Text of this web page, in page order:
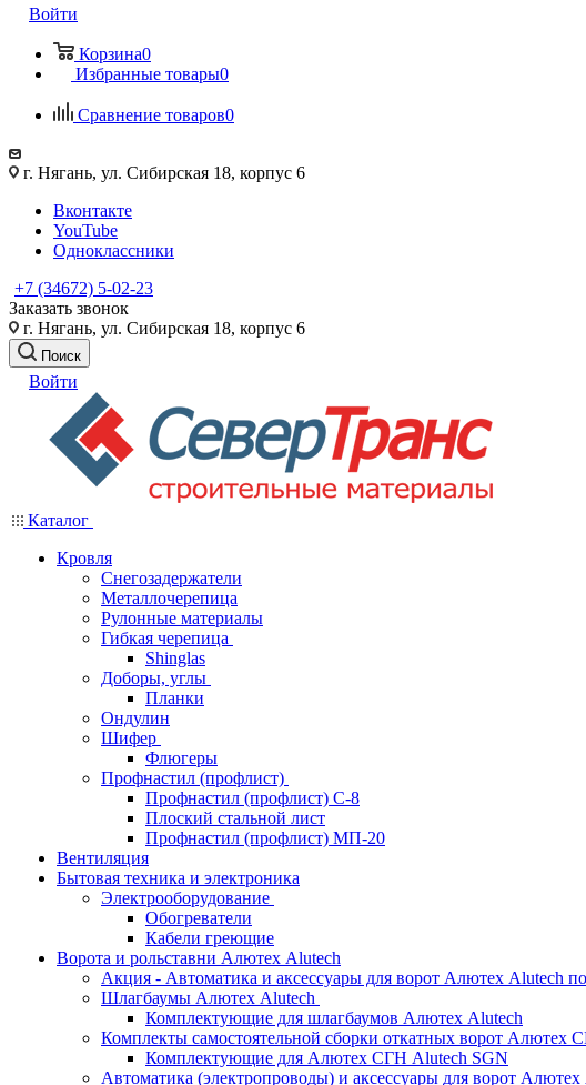
Войти
Корзина0
Избранные товары0
Сравнение товаров0
г. Нягань, ул. Сибирская 18, корпус 6
Вконтакте
YouTube
Одноклассники
+7 (34672) 5-02-23
Заказать звонок
г. Нягань, ул. Сибирская 18, корпус 6
Поиск
Войти
Каталог
Кровля
Снегозадержатели
Металлочерепица
Рулонные материалы
Гибкая черепица
Shinglas
Доборы, углы
Планки
Ондулин
Шифер
Флюгеры
Профнастил (профлист)
Профнастил (профлист) С-8
Плоский стальной лист
Профнастил (профлист) МП-20
Вентиляция
Бытовая техника и электроника
Электрооборудование
Обогреватели
Кабели греющие
Ворота и рольставни Алютех Alutech
Акция - Автоматика и аксессуары для ворот Алютех Alutech
Шлагбаумы Алютех Alutech
Комплектующие для шлагбаумов Алютех Alutech
Комплекты самостоятельной сборки откатных ворот Алютех
Комплектующие для Алютех СГН Alutech SGN
Автоматика (электропроводы) и аксессуары для ворот Алютех